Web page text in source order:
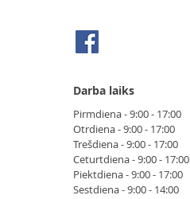
Darba laiks
Pirmdiena - 9:00 - 17:00
Otrdiena - 9:00 - 17:00
Trešdiena - 9:00 - 17:00
Ceturtdiena - 9:00 - 17:00
Piektdiena - 9:00 - 17:00
Sestdiena - 9:00 - 14:00